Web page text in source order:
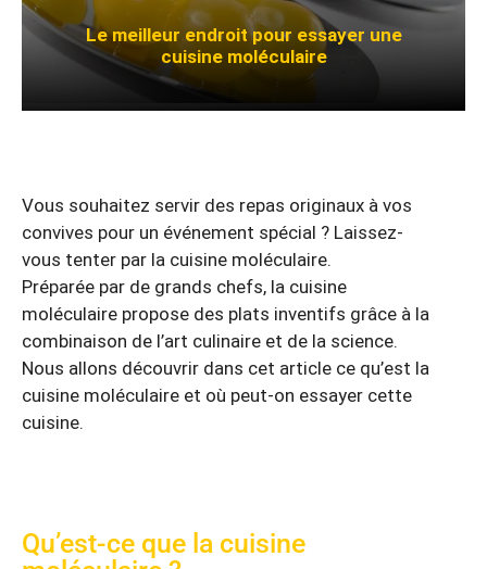
Le meilleur endroit pour essayer une
cuisine moléculaire
Vous souhaitez servir des repas originaux à vos
convives pour un événement spécial ? Laissez-
vous tenter par la cuisine moléculaire.
Préparée par de grands chefs, la cuisine
moléculaire propose des plats inventifs grâce à la
combinaison de l’art culinaire et de la science.
Nous allons découvrir dans cet article ce qu’est la
cuisine moléculaire et où peut-on essayer cette
cuisine.
Qu’est-ce que la cuisine